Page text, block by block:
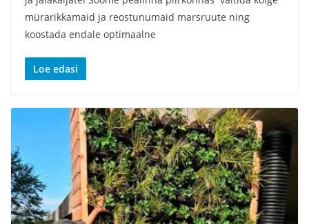
mürarikkamaid ja reostunumaid marsruute ning
koostada endale optimaalne
Loe edasi